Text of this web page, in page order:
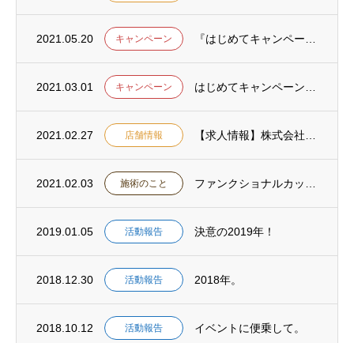
2021.05.20 キャンペーン
2021.03.01 キャンペーン
2021.02.27 店舗情報
2021.02.03 施術のこと
2019.01.05 活動報告 決意の2019年！
2018.12.30 活動報告 2018年。
2018.10.12 活動報告 イベントに便乗して。